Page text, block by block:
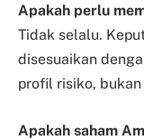
Apakah perlu
Tidak selalu.
disesuaikan
profil risiko,
Apakah saham